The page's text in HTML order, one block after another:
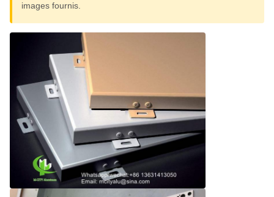
images fournis.